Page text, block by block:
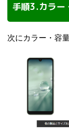
手順3.カラー
次にカラー・容